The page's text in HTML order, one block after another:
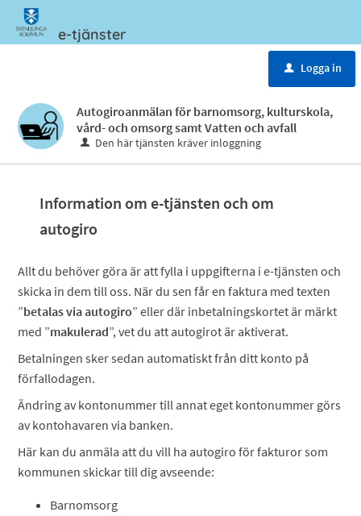
e-tjänster
u Logga in
Autogiroanmälan för barnomsorg, kulturskola,
vård- och omsorg samt Vatten och avfall
Den här tjänsten kräver inloggning
Information om e-tjänsten och om
autogiro
Allt du behöver göra är att fylla i uppgifterna i e-tjänsten och
skicka in dem till oss. När du sen får en faktura med texten
”betalas via autogiro” eller där inbetalningskortet är märkt
med ”makulerad”, vet du att autogirot är aktiverat.
Betalningen sker sedan automatiskt från ditt konto på
förfallodagen.
Ändring av kontonummer till annat eget kontonummer görs
av kontohavaren via banken.
Här kan du anmäla att du vill ha autogiro för fakturor som
kommunen skickar till dig avseende:
Barnomsorg